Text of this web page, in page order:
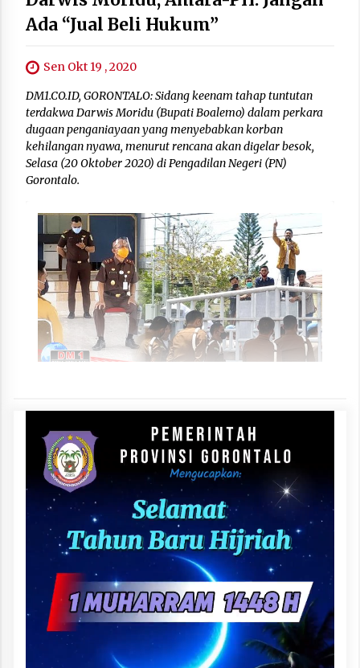
Ada “Jual Beli Hukum”
Sen Okt 19 , 2020
DM1.CO.ID, GORONTALO: Sidang keenam tahap tuntutan
terdakwa Darwis Moridu (Bupati Boalemo) dalam perkara
dugaan penganiayaan yang menyebabkan korban
kehilangan nyawa, menurut rencana akan digelar besok,
Selasa (20 Oktober 2020) di Pengadilan Negeri (PN)
Gorontalo.